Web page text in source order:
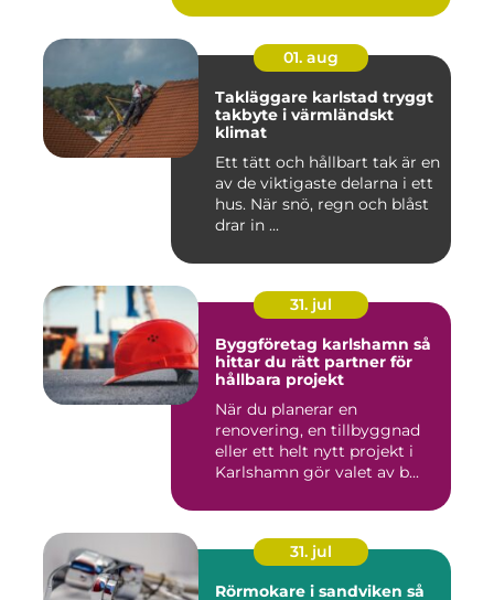
01. aug
Takläggare karlstad tryggt
takbyte i värmländskt
klimat
Ett tätt och hållbart tak är en
av de viktigaste delarna i ett
hus. När snö, regn och blåst
drar in ...
31. jul
Byggföretag karlshamn så
hittar du rätt partner för
hållbara projekt
När du planerar en
renovering, en tillbyggnad
eller ett helt nytt projekt i
Karlshamn gör valet av b...
31. jul
Rörmokare i sandviken så